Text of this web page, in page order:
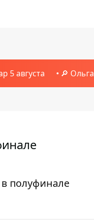
5 августа 🔎
полуфинале